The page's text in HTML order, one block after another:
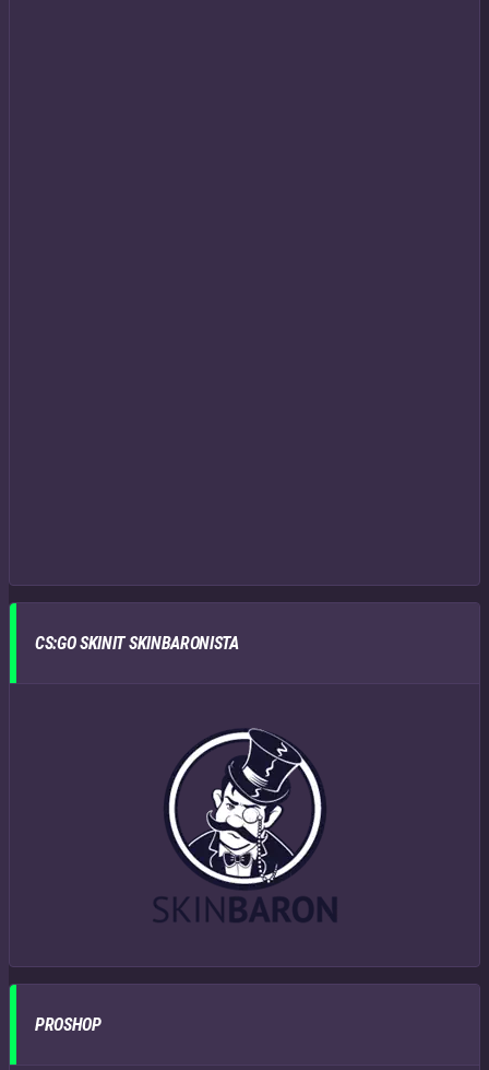
CS:GO SKINIT SKINBARONISTA
PROSHOP